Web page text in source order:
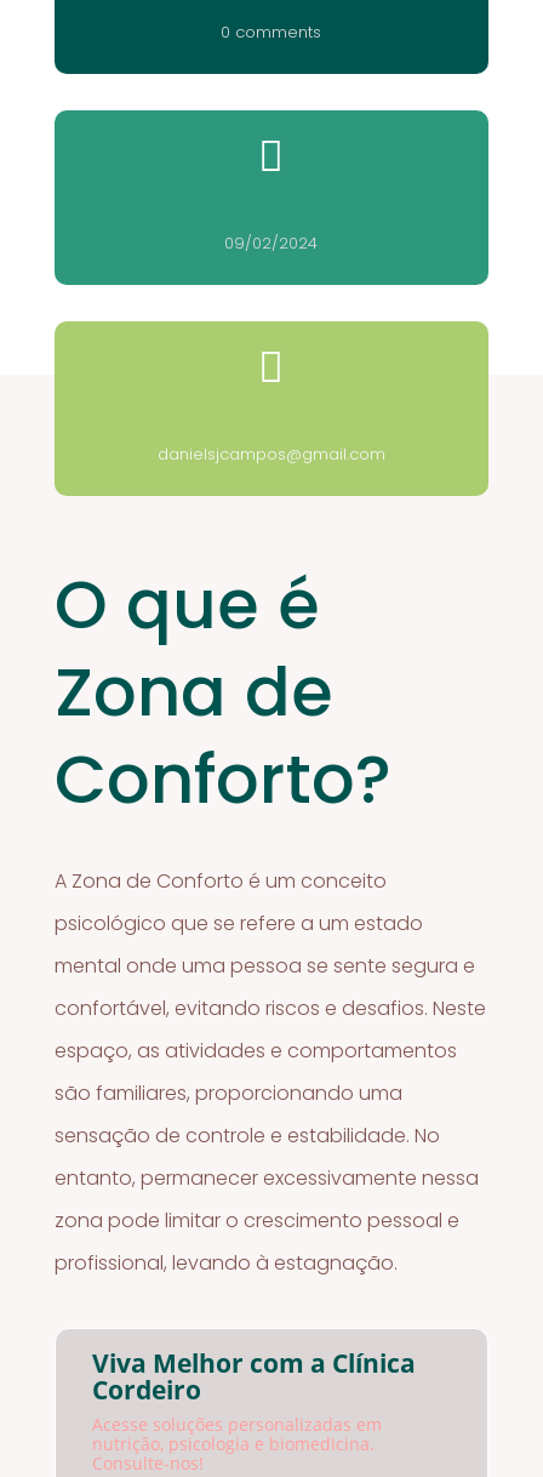
0 comments

09/02/2024

danielsjcampos@gmail.com
O que é
Zona de
Conforto?
A Zona de Conforto é um conceito
psicológico que se refere a um estado
mental onde uma pessoa se sente segura e
confortável, evitando riscos e desafios. Neste
espaço, as atividades e comportamentos
são familiares, proporcionando uma
sensação de controle e estabilidade. No
entanto, permanecer excessivamente nessa
zona pode limitar o crescimento pessoal e
profissional, levando à estagnação.
Viva Melhor com a Clínica
Cordeiro
Acesse soluções personalizadas em
nutrição, psicologia e biomedicina.
Consulte-nos!